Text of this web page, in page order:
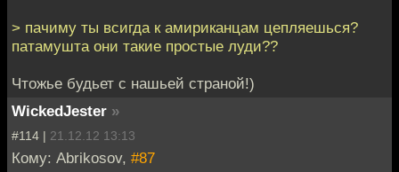
> пачиму ты всигда к амириканцам цепляешься?
патамушта они такие простые луди??
Чтожье будьет с нашьей страной!)
WickedJester »
#114 | 21.12.12 13:13
Кому: Abrikosov, #87